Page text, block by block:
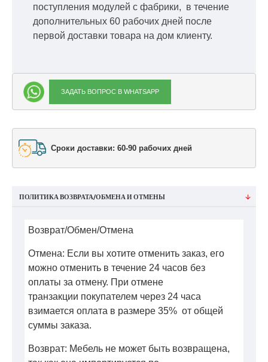
поступления модулей с фабрики, в течение
дополнительных 60 рабочих дней после
первой доставки товара на дом клиенту.
ЗАДАТЬ ВОПРОС В WHATSAPP
Сроки доставки: 60-90 рабочих дней
ПОЛИТИКА ВОЗВРАТА/ОБМЕНА И ОТМЕНЫ
Возврат/Обмен/Отмена
Отмена: Если вы хотите отменить заказ, его
можно отменить в течение 24 часов без
оплаты за отмену. При отмене
транзакции покупателем через 24 часа
взимается оплата в размере 35% от общей
суммы заказа.
Возврат: Мебель не может быть возвращена,